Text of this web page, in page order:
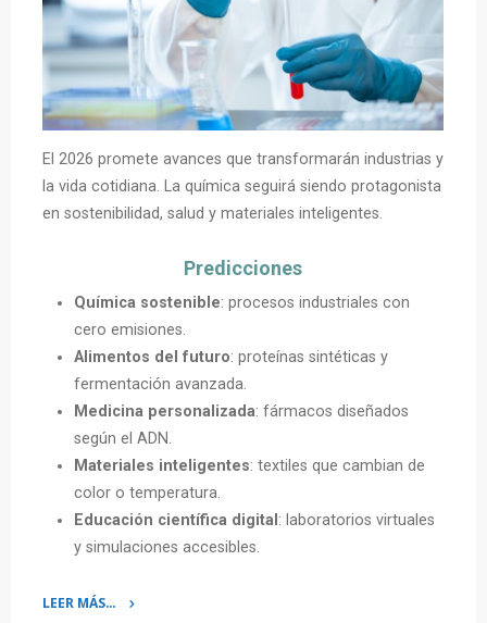
El 2026 promete avances que transformarán industrias y
la vida cotidiana. La química seguirá siendo protagonista
en sostenibilidad, salud y materiales inteligentes.
Predicciones
Química sostenible: procesos industriales con
cero emisiones.
Alimentos del futuro: proteínas sintéticas y
fermentación avanzada.
Medicina personalizada: fármacos diseñados
según el ADN.
Materiales inteligentes: textiles que cambian de
color o temperatura.
Educación científica digital : laboratorios virtuales
y simulaciones accesibles.
LEER MÁS…